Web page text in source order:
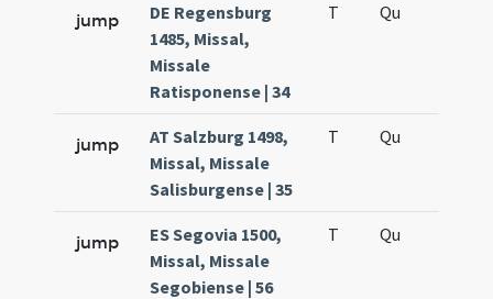
jump
DE Regensburg
1485, Missal,
Missale
Ratisponense | 34
T Qu
jump
AT Salzburg 1498,
Missal, Missale
Salisburgense | 35
T Qu
jump
ES Segovia 1500,
Missal, Missale
Segobiense | 56
T Qu